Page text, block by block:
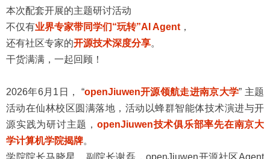
本次配套开展的主题研讨活动
不仅有业界专家带同学们“玩转”AI Agent ，
还有社区专家的开源技术深度分享。
干货满满，一起回顾！
2026年6月1日， “openJiuwen开源领航走进南京大学” 主题
活动在仙林校区圆满落地，活动以蜂群智能体技术演进与开
源实践为研讨主题， openJiuwen技术俱乐部率先在南京大
学计算机学院揭牌。
学院院长马晓星、副院长谢磊，openJiuwen开源社区Agent